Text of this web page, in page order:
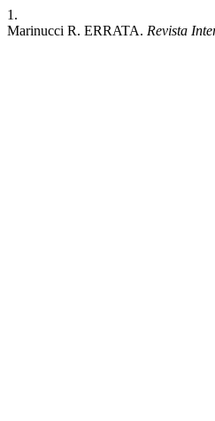
1.
Marinucci R. ERRATA. Revista